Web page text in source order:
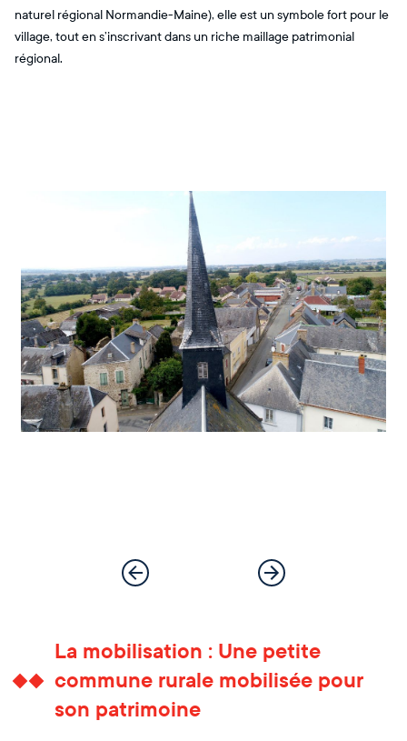
naturel régional Normandie-Maine), elle est un symbole fort pour le
village, tout en s’inscrivant dans un riche maillage patrimonial
régional.
La mobilisation : Une petite
commune rurale mobilisée pour
son patrimoine